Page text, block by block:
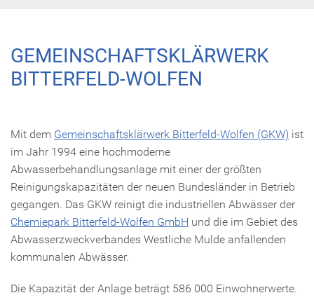
GEMEINSCHAFTSKLÄRWERK
BITTERFELD-WOLFEN
Mit dem Gemeinschaftsklärwerk Bitterfeld-Wolfen (GKW) ist
im Jahr 1994 eine hochmoderne
Abwasserbehandlungsanlage mit einer der größten
Reinigungskapazitäten der neuen Bundesländer in Betrieb
gegangen. Das GKW reinigt die industriellen Abwässer der
Chemiepark Bitterfeld-Wolfen GmbH und die im Gebiet des
Abwasserzweckverbandes Westliche Mulde anfallenden
kommunalen Abwässer.
Die Kapazität der Anlage beträgt 586 000 Einwohnerwerte.